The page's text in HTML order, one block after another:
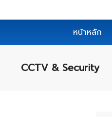
หน้าหลัก
CCTV & Security